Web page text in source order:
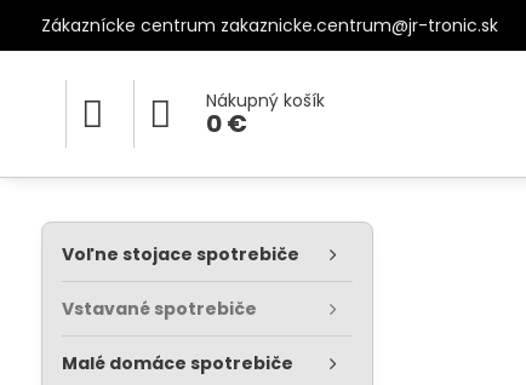
Zákaznícke centrum zakaznicke.centrum@jr-tronic.sk
Nákupný košík
0 €
Voľne stojace spotrebiče
Vstavané spotrebiče
Malé domáce spotrebiče